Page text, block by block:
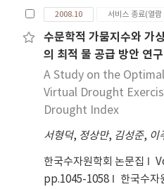
렛 변환에 의해 최종분해
성분과 상세성분을 이용
그 결과 기존 인공신경망
반대 방향으로 전이되는
보여주
2008.10 서비스 종료(열람
수문학적 가뭄지수와 가
의 최적 물 공급 방안 연구
A Study on the
Virtual Drought
Drought Index
서형덕, 정상만, 김성준, 이
한국수자원학회 논문집
pp.1045-1058
한국수자